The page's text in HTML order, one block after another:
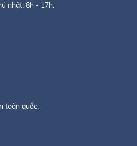
nhật: 8h - 17h.
toàn quốc.